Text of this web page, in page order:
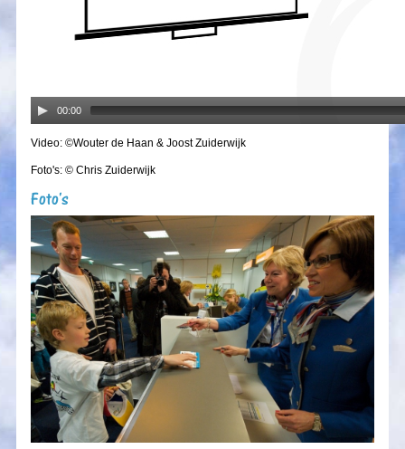
00:00
Video: ©Wouter de Haan & Joost Zuiderwijk
Foto's: © Chris Zuiderwijk
Foto's